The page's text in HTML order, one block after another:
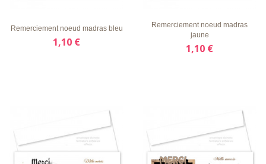
Remerciement noeud madras bleu
1,10 €
Remerciement noeud madras
jaune
1,10 €